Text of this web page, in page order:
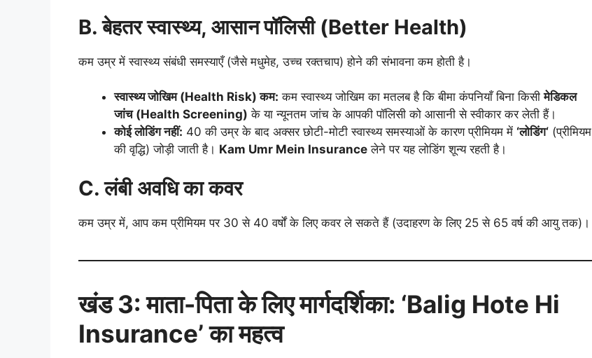
B.बेहतर स्वास्थ्य, आसान पॉलिसी (Better Health)
कम उम्र में स्वास्थ्य संबंधी समस्याएँ (जैसे मधुमेह, उच्च रक्तचाप) होने की संभावना कम होती है।
स्वास्थ्य जोखिम (Health Risk)कम: कम स्वास्थ्य जोखिम का मतलब है कि बीमा कंपनियाँ बिना किसीमेडिकल
जांच (Health Screening) के या न्यूनतम जांच के आपकी पॉलिसी को आसानी से स्वीकार कर लेती हैं।
कोई लोडिंग नहीं: 40 की उम्र के बाद अक्सर छोटी-मोटी स्वास्थ्य समस्याओं के कारण प्रीमियम में ‘लोडिंग‘ (प्रीमियम
की वृद्धि) जोड़ी जाती है। Kam Umr Mein Insurance लेने पर यह लोडिंग शून्य रहती है।
C.लंबी अवधि का कवर
कम उम्र में, आप कम प्रीमियम पर 30 से 40 वर्षों के लिए कवर ले सकते हैं (उदाहरण के लिए 25 से 65 वर्ष की आयु तक)।
खंड3:माता-पिता के लिए मार्गदर्शिका: ‘Balig Hote Hi
Insurance’का महत्व